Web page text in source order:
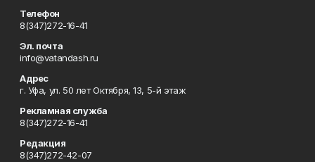
Телефон
8(347)272-16-41
Эл. почта
info@vatandash.ru
Адрес
г. Уфа, ул. 50 лет Октября, 13, 5-й этаж
Рекламная служба
8(347)272-16-41
Редакция
8(347)272-42-07